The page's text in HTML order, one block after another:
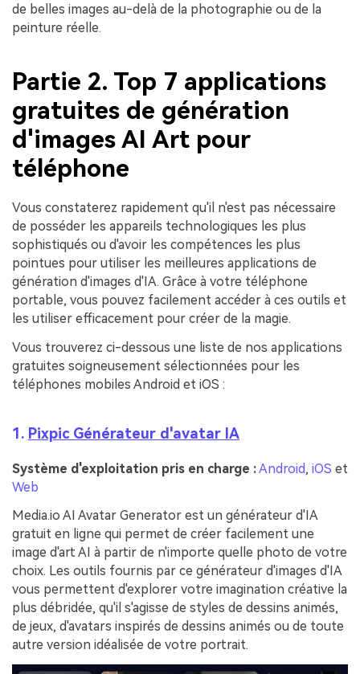
de belles images au-delà de la photographie ou de la
peinture réelle.
Partie 2. Top 7 applications
gratuites de génération
d'images AI Art pour
téléphone
Vous constaterez rapidement qu'il n'est pas nécessaire
de posséder les appareils technologiques les plus
sophistiqués ou d'avoir les compétences les plus
pointues pour utiliser les meilleures applications de
génération d'images d'IA. Grâce à votre téléphone
portable, vous pouvez facilement accéder à ces outils et
les utiliser efficacement pour créer de la magie.
Vous trouverez ci-dessous une liste de nos applications
gratuites soigneusement sélectionnées pour les
téléphones mobiles Android et iOS :
1. Pixpic Générateur d'avatar IA
Système d'exploitation pris en charge :Android, iOS et
Web
Media.io AI Avatar Generator est un générateur d'IA
gratuit en ligne qui permet de créer facilement une
image d'art AI à partir de n'importe quelle photo de votre
choix. Les outils fournis par ce générateur d'images d'IA
vous permettent d'explorer votre imagination créative la
plus débridée, qu'il s'agisse de styles de dessins animés,
de jeux, d'avatars inspirés de dessins animés ou de toute
autre version idéalisée de votre portrait.